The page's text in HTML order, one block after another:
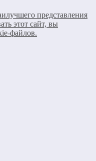
представления
этот сайт, вы
файлов.